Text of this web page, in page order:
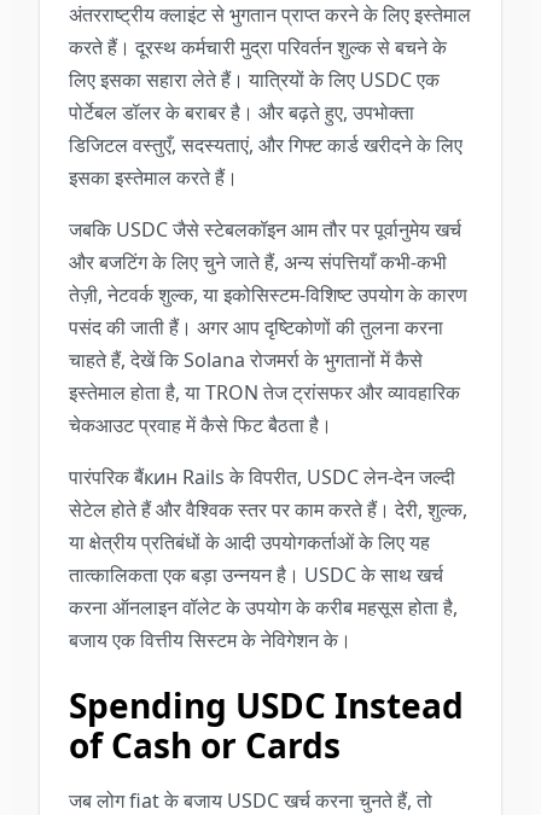
अंतरराष्ट्रीय क्लाइंट से भुगतान प्राप्त करने के लिए इस्तेमाल
करते हैं। दूरस्थ कर्मचारी मुद्रा परिवर्तन शुल्क से बचने के
लिए इसका सहारा लेते हैं। यात्रियों के लिए USDC एक
पोर्टेबल डॉलर के बराबर है। और बढ़ते हुए, उपभोक्ता
डिजिटल वस्तुएँ, सदस्यताएं, और गिफ्ट कार्ड खरीदने के लिए
इसका इस्तेमाल करते हैं।
जबकि USDC जैसे स्टेबलकॉइन आम तौर पर पूर्वानुमेय खर्च
और बजटिंग के लिए चुने जाते हैं, अन्य संपत्तियाँ कभी-कभी
तेज़ी, नेटवर्क शुल्क, या इकोसिस्टम-विशिष्ट उपयोग के कारण
पसंद की जाती हैं। अगर आप दृष्टिकोणों की तुलना करना
चाहते हैं, देखें कि Solana रोजमर्रा के भुगतानों में कैसे
इस्तेमाल होता है, या TRON तेज ट्रांसफर और व्यावहारिक
चेकआउट प्रवाह में कैसे फिट बैठता है।
पारंपरिक बैंкин Rails के विपरीत, USDC लेन-देन जल्दी
सेटेल होते हैं और वैश्विक स्तर पर काम करते हैं। देरी, शुल्क,
या क्षेत्रीय प्रतिबंधों के आदी उपयोगकर्ताओं के लिए यह
तात्कालिकता एक बड़ा उन्नयन है। USDC के साथ खर्च
करना ऑनलाइन वॉलेट के उपयोग के करीब महसूस होता है,
बजाय एक वित्तीय सिस्टम के नेविगेशन के।
Spending USDC Instead
of Cash or Cards
जब लोग fiat के बजाय USDC खर्च करना चुनते हैं, तो